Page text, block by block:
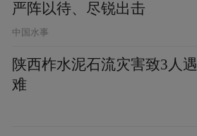
严阵以待、尽锐出击
中国水事
陕西柞水泥石流灾害致3人遇
难